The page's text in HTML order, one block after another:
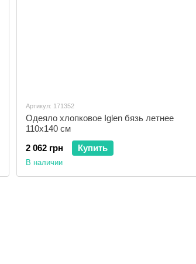
Артикул: 171352
Одеяло хлопковое Iglen бязь летнее
110х140 см
2 062 грн
Купить
В наличии